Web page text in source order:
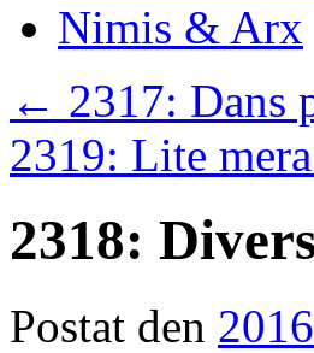
Nimis & Arx
← 2317: Dans
2319: Lite
2318:
Postat den